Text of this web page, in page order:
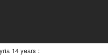
14 years :